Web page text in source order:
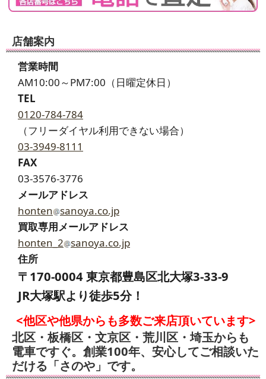
店舗案内
営業時間
AM10:00～PM7:00（日曜定休日）
TEL
0120-784-784
（フリーダイヤル利用できない場合）
03-3949-8111
FAX
03-3576-3776
メールアドレス
honten
sanoya.co.jp
買取専用メールアドレス
honten_2
sanoya.co.jp
住所
〒170-0004 東京都豊島区北大塚3-33-9
JR大塚駅より徒歩5分！
<他区や他県からも多数ご来店頂いています>
北区・板橋区・文京区・荒川区・埼玉からも
電車ですぐ。創業100年、安心してご相談いた
だける「さのや」です。